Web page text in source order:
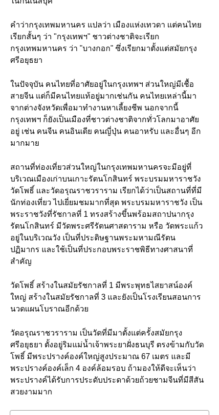
คำว่ากรุงเทพมหานคร แปลว่า เมืองแห่งเทวดา แต่คนไทย
เรียกสั้นๆ ว่า "กรุงเทพฯ" ชาวต่างชาติจะเรียก
กรุงเทพมหานคร ว่า "บางกอก" ซึ่งเรียกมาตั้งแต่สมัยกรุง
ศรีอยุธยา
ในปัจจุบัน คนไทยที่อาศัยอยู่ในกรุงเทพฯ ส่วนใหญ่มีเชื้อ
สายจีน แต่ก็มีคนไทยแท้อยู่มากเช่นกัน คนไทยเหล่านี้มา
จากต่างจังหวัดเพื่อมาทำงานหาเลี้ยงชีพ นอกจากนี้
กรุงเทพฯ ก็ยังเป็นเมืองที่ชาวต่างชาติจากทั่วโลกมาอาศัย
อยู่ เช่น คนจีน คนอินเดีย คนญี่ปุ่น คนอาหรับ และอื่นๆ อีก
มากมาย
สถานที่ท่องเที่ยวส่วนใหญ่ในกรุงเทพมหานครจะมีอยู่ที่
บริเวณเมืองเก่าบนเกาะรัตนโกสินทร์ พระบรมมหาราชวัง
วัดโพธิ์ และวัดอรุณราชวราราม เรียกได้ว่าเป็นสถานที่ที่มี
นักท่องเที่ยว ไปเยี่ยมชมมากที่สุด พระบรมมหาราชวัง เป็น
พระราชวังที่รัชกาลที่ 1 ทรงสร้างขึ้นพร้อมสถาปนากรุง
รัตนโกสินทร์ มีวัดพระศรีรัตนศาสดาราม หรือ วัดพระแก้ว
อยู่ในบริเวณวัง เป็นที่ประดิษฐานพระมหามณีรัตน
ปฏิมากร และใช้เป็นที่ประกอบพระราชพิธีทางศาสนาที่
สำคัญ
วัดโพธิ์ สร้างในสมัยรัชกาลที่ 1 มีพระพุทธไสยาสน์องค์
ใหญ่ สร้างในสมัยรัชกาลที่ 3 และยังเป็นโรงเรียนสอนการ
นวดแผนโบราณอีกด้วย
วัดอรุณราชวราราม เป็นวัดที่มีมาตั้งแต่ครั้งสมัยกรุง
ศรีอยุธยา ตั้งอยู่ริมแม่น้ำเจ้าพระยาฝั่งธนบุรี ตรงข้ามกับวัด
โพธิ์ มีพระปรางค์องค์ใหญ่สูงประมาณ 67 เมตร และมี
พระปรางค์องค์เล็ก 4 องค์ล้อมรอบ ถ้ามองให้ดีจะเห็นว่า
พระปรางค์ได้รับการประดับประดาด้วยถ้วยชามจีนที่มีสีสัน
สวยงามมาก